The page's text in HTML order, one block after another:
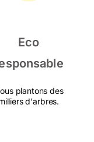
Eco
plantons des
d'arbres.